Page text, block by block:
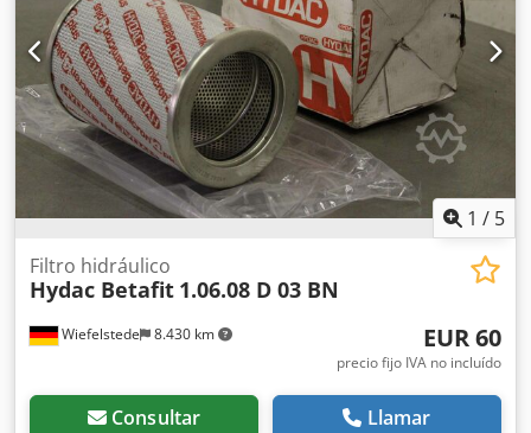
1 / 5
Wiefelstede 8.430 km
Filtro hidráulico
Hydac Betafit 1.06.08 D 03 BN
EUR 60
precio fijo IVA no incluído
Consultar Llamar